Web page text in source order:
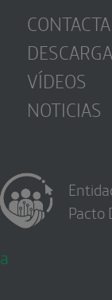
CONTACTA
VÍDEOS
NOTICIAS
Pacto